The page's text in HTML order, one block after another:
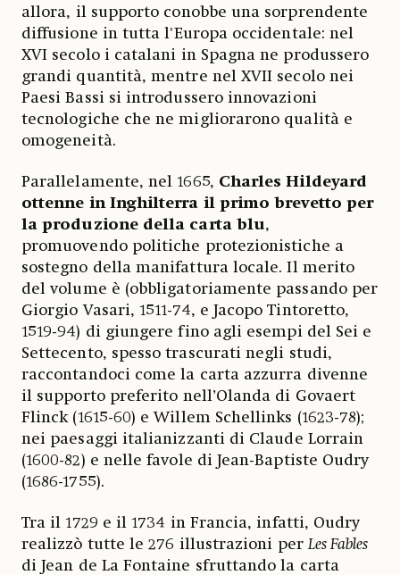
allora, il supporto conobbe una sorprendente
diffusione in tutta l'Europa occidentale: nel
XVI secolo i catalani in Spagna ne produssero
grandi quantità, mentre nel XVII secolo nei
Paesi Bassi si introdussero innovazioni
tecnologiche che ne migliorarono qualità e
omogeneità.
Parallelamente, nel 1665, Charles Hildeyard
ottenne in Inghilterra il primo brevetto per
la produzione della carta blu,
promuovendo politiche protezionistiche a
sostegno della manifattura locale. Il merito
del volume è (obbligatoriamente passando per
Giorgio Vasari, 1511-74, e Jacopo Tintoretto,
1519-94) di giungere fino agli esempi del Sei e
Settecento, spesso trascurati negli studi,
raccontandoci come la carta azzurra divenne
il supporto preferito nell’Olanda di Govaert
Flinck (1615-60) e Willem Schellinks (1623-78);
nei paesaggi italianizzanti di Claude Lorrain
(1600-82) e nelle favole di Jean-Baptiste Oudry
(1686-1755).
Tra il 1729 e il 1734 in Francia, infatti, Oudry
realizzò tutte le 276 illustrazioni perLes Fables
di Jean de La Fontaine sfruttando la carta